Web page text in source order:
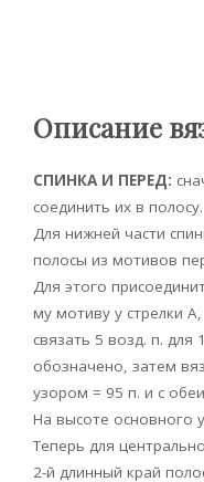
Описание
СПИНКА И ПЕРЕД:
соединить их в полосу.
Для нижней части
полосы из мотивов
Для этого
му мотиву у стрелки А,
связать 5 возд. п. для
обозначено, затем
узором = 95 п. и с
На высоте основного
Теперь для
2-й длинный край